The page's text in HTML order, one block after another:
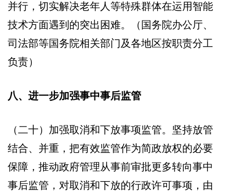
并行，切实解决老年人等特殊群体在运用智能
技术方面遇到的突出困难。（国务院办公厅、
司法部等国务院相关部门及各地区按职责分工
负责）
八、进一步加强事中事后监管
（二十）加强取消和下放事项监管。坚持放管
结合、并重，把有效监管作为简政放权的必要
保障，推动政府管理从事前审批更多转向事中
事后监管，对取消和下放的行政许可事项，由